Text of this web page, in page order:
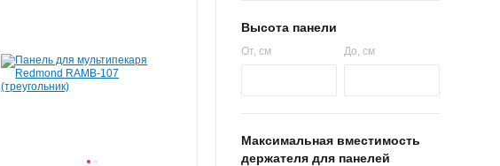
Высота панели
От, см До, см
Максимальная вместимость
держателя для панелей